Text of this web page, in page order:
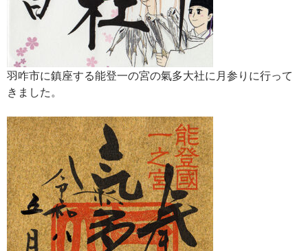
羽咋市に鎮座する能登一の宮の氣多大社に月参りに行って
きました。